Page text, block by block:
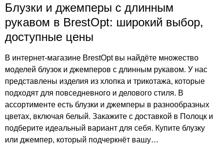
Блузки и джемперы с длинным
рукавом в BrestOpt: широкий выбор,
доступные цены
В интернет-магазине BrestOpt вы найдёте множество
моделей блузок и джемперов с длинным рукавом. У нас
представлены изделия из хлопка и трикотажа, которые
подходят для повседневного и делового стиля. В
ассортименте есть блузки и джемперы в разнообразных
цветах, включая белый. Закажите с доставкой в Полоцк и
подберите идеальный вариант для себя. Купите блузку
или джемпер, который подчеркнёт вашу